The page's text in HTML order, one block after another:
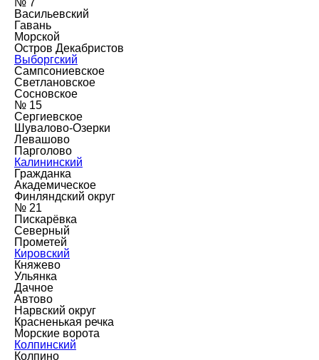
Васильевский
Гавань
Морской
Остров Декабристов
Выборгский
Сампсониевское
Светлановское
Сосновское
№ 15
Сергиевское
Шувалово-Озерки
Левашово
Парголово
Калининский
Гражданка
Академическое
Финляндский округ
№ 21
Пискарёвка
Северный
Прометей
Кировский
Княжево
Ульянка
Дачное
Автово
Нарвский округ
Красненькая речка
Морские ворота
Колпинский
Колпино